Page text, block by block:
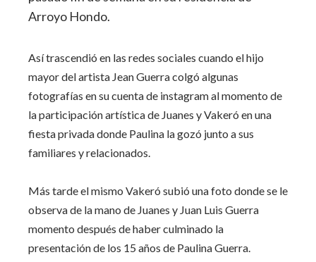
Arroyo Hondo.
Así trascendió en las redes sociales cuando el hijo
mayor del artista Jean Guerra colgó algunas
fotografías en su cuenta de instagram al momento de
la participación artística de Juanes y Vakeró en una
fiesta privada donde Paulina la gozó junto a sus
familiares y relacionados.
Más tarde el mismo Vakeró subió una foto donde se le
observa de la mano de Juanes y Juan Luis Guerra
momento después de haber culminado la
presentación de los 15 años de Paulina Guerra.